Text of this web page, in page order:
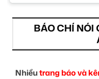
BÁO CHÍ NÓI
Nhiềutrang báo và